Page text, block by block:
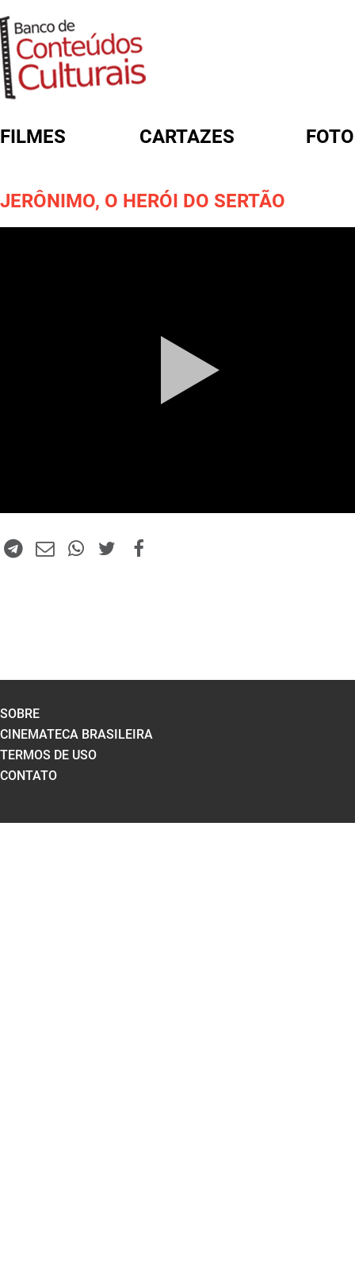
FILMES CARTAZES
JERÔNIMO, O HERÓI DO SERTÃO
FORMULÁRIO DE BUSCA
SOBRE
CINEMATECA BRASILEIRA
TERMOS DE USO
CONTATO